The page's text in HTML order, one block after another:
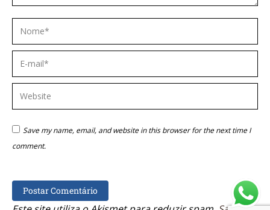
Nome *
E-mail *
Website
Save my name, email, and website in this browser for the next time I
comment.
Postar Comentário